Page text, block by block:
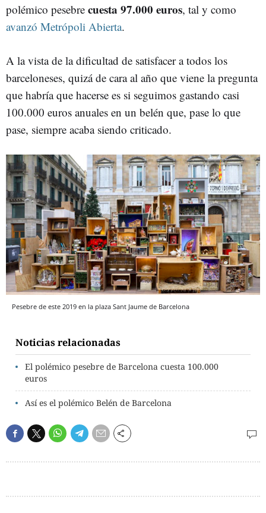
polémico pesebre cuesta 97.000 euros, tal y como
avanzó Metrópoli Abierta.
A la vista de la dificultad de satisfacer a todos los
barceloneses, quizá de cara al año que viene la pregunta
que habría que hacerse es si seguimos gastando casi
100.000 euros anuales en un belén que, pase lo que
pase, siempre acaba siendo criticado.
Pesebre de este 2019 en la plaza Sant Jaume de Barcelona
Noticias relacionadas
El polémico pesebre de Barcelona cuesta 100.000
euros
Así es el polémico Belén de Barcelona